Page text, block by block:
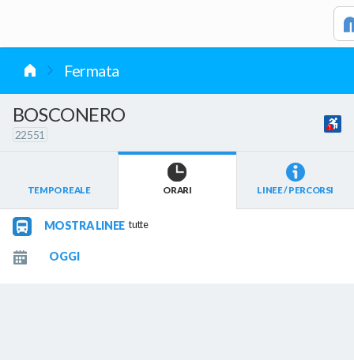
Fermata
BOSCONERO
22551
TEMPO REALE ORARI LINEE / PERCORSI
MOSTRA LINEE tutte